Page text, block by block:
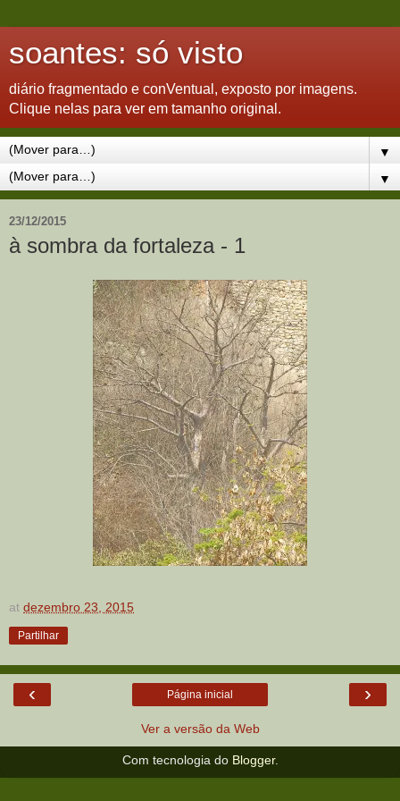
soantes: só visto
diário fragmentado e conVentual, exposto por imagens.
Clique nelas para ver em tamanho original.
▼
▼
23/12/2015
à sombra da fortaleza - 1
at dezembro 23, 2015
Partilhar
‹ ›
Página inicial
Ver a versão da Web
Com tecnologia do Blogger.